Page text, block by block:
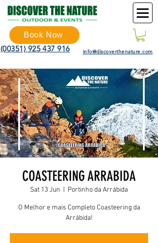
Book Now
(00351) 925 437 916 info@discoverthenature.com
COASTEERING ARRABIDA
Sat 13 Jun Portinho da Arrábida
O Melhor e mais Completo Coasteering da
Arrábida!